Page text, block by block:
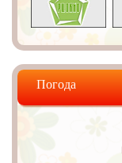
Погода